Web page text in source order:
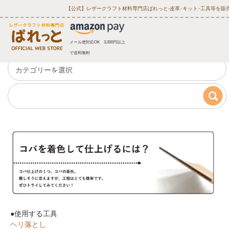
【公式】レザークラフト材料専門店ぱれっと‐皮革･キット･工具等を販
メール便対応OK 3,000円以上
で送料無料
●使用する工具
ヘリ落とし